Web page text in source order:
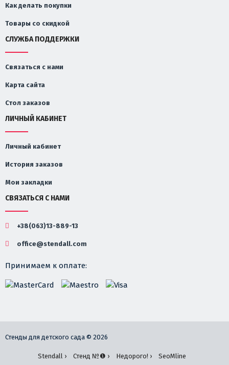
Как делать покупки
Товары со скидкой
СЛУЖБА ПОДДЕРЖКИ
Связаться с нами
Карта сайта
Стол заказов
ЛИЧНЫЙ КАБИНЕТ
Личный кабинет
История заказов
Мои закладки
СВЯЗАТЬСЯ С НАМИ
+38(063)13-889-13
office@stendall.com
Принимаем к оплате:
Стенды для детского сада © 2026
Stendall › Стенд №❶ › Недорого! › SeoMline